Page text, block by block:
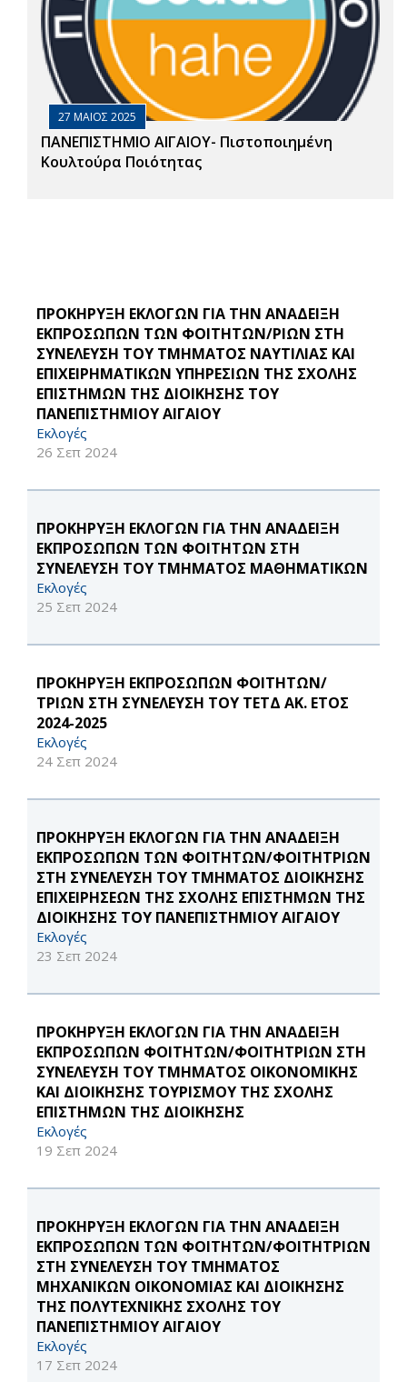
27 ΜΑΙΟΣ 2025
ΠΑΝΕΠΙΣΤΗΜΙΟ ΑΙΓΑΙΟΥ- Πιστοποιημένη
Κουλτούρα Ποιότητας
ΠΡΟΚΗΡΥΞΗ ΕΚΛΟΓΩΝ ΓΙΑ ΤΗΝ ΑΝΑΔΕΙΞΗ
ΕΚΠΡΟΣΩΠΩΝ ΤΩΝ ΦΟΙΤΗΤΩΝ/ΡΙΩΝ ΣΤΗ
ΣΥΝΕΛΕΥΣΗ ΤΟΥ ΤΜΗΜΑΤΟΣ ΝΑΥΤΙΛΙΑΣ ΚΑΙ
ΕΠΙΧΕΙΡΗΜΑΤΙΚΩΝ ΥΠΗΡΕΣΙΩΝ ΤΗΣ ΣΧΟΛΗΣ
ΕΠΙΣΤΗΜΩΝ ΤΗΣ ΔΙΟΙΚΗΣΗΣ ΤΟΥ
ΠΑΝΕΠΙΣΤΗΜΙΟΥ ΑΙΓΑΙΟΥ
Εκλογές
26 Σεπ 2024
ΠΡΟΚΗΡΥΞΗ ΕΚΛΟΓΩΝ ΓΙΑ ΤΗΝ ΑΝΑΔΕΙΞΗ
ΕΚΠΡΟΣΩΠΩΝ ΤΩΝ ΦΟΙΤΗΤΩΝ ΣΤΗ
ΣΥΝΕΛΕΥΣΗ ΤΟΥ ΤΜΗΜΑΤΟΣ ΜΑΘΗΜΑΤΙΚΩΝ
Εκλογές
25 Σεπ 2024
ΠΡΟΚΗΡΥΞΗ ΕΚΠΡΟΣΩΠΩΝ ΦΟΙΤΗΤΩΝ/
ΤΡΙΩΝ ΣΤΗ ΣΥΝΕΛΕΥΣΗ ΤΟΥ ΤΕΤΔ ΑΚ. ΕΤΟΣ
2024-2025
Εκλογές
24 Σεπ 2024
ΠΡΟΚΗΡΥΞΗ ΕΚΛΟΓΩΝ ΓΙΑ ΤΗΝ ΑΝΑΔΕΙΞΗ
ΕΚΠΡΟΣΩΠΩΝ ΤΩΝ ΦΟΙΤΗΤΩΝ/ΦΟΙΤΗΤΡΙΩΝ
ΣΤΗ ΣΥΝΕΛΕΥΣΗ ΤΟΥ ΤΜΗΜΑΤΟΣ ΔΙΟΙΚΗΣΗΣ
ΕΠΙΧΕΙΡΗΣΕΩΝ ΤΗΣ ΣΧΟΛΗΣ ΕΠΙΣΤΗΜΩΝ ΤΗΣ
ΔΙΟΙΚΗΣΗΣ ΤΟΥ ΠΑΝΕΠΙΣΤΗΜΙΟΥ ΑΙΓΑΙΟΥ
Εκλογές
23 Σεπ 2024
ΠΡΟΚΗΡΥΞΗ ΕΚΛΟΓΩΝ ΓΙΑ ΤΗΝ ΑΝΑΔΕΙΞΗ
ΕΚΠΡΟΣΩΠΩΝ ΦΟΙΤΗΤΩΝ/ΦΟΙΤΗΤΡΙΩΝ ΣΤΗ
ΣΥΝΕΛΕΥΣΗ ΤΟΥ ΤΜΗΜΑΤΟΣ ΟΙΚΟΝΟΜΙΚΗΣ
ΚΑΙ ΔΙΟΙΚΗΣΗΣ ΤΟΥΡΙΣΜΟΥ ΤΗΣ ΣΧΟΛΗΣ
ΕΠΙΣΤΗΜΩΝ ΤΗΣ ΔΙΟΙΚΗΣΗΣ
Εκλογές
19 Σεπ 2024
ΠΡΟΚΗΡΥΞΗ ΕΚΛΟΓΩΝ ΓΙΑ ΤΗΝ ΑΝΑΔΕΙΞΗ
ΕΚΠΡΟΣΩΠΩΝ ΤΩΝ ΦΟΙΤΗΤΩΝ/ΦΟΙΤΗΤΡΙΩΝ
ΣΤΗ ΣΥΝΕΛΕΥΣΗ ΤΟΥ ΤΜΗΜΑΤΟΣ
ΜΗΧΑΝΙΚΩΝ ΟΙΚΟΝΟΜΙΑΣ ΚΑΙ ΔΙΟΙΚΗΣΗΣ
ΤΗΣ ΠΟΛΥΤΕΧΝΙΚΗΣ ΣΧΟΛΗΣ ΤΟΥ
ΠΑΝΕΠΙΣΤΗΜΙΟΥ ΑΙΓΑΙΟΥ
Εκλογές
17 Σεπ 2024